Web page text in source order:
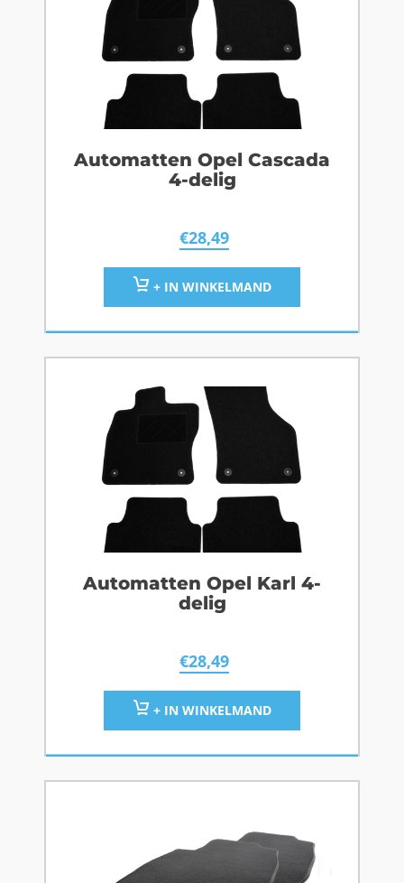
Automatten Opel Cascada
4-delig
€28,49
+ IN WINKELMAND
Automatten Opel Karl 4-
delig
€28,49
+ IN WINKELMAND